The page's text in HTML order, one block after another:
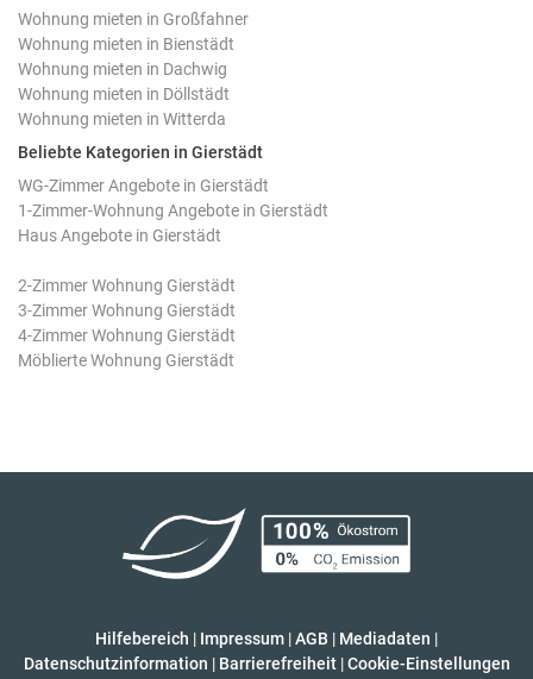
Wohnung mieten in Großfahner
Wohnung mieten in Bienstädt
Wohnung mieten in Dachwig
Wohnung mieten in Döllstädt
Wohnung mieten in Witterda
Beliebte Kategorien in Gierstädt
WG-Zimmer Angebote in Gierstädt
1-Zimmer-Wohnung Angebote in Gierstädt
Haus Angebote in Gierstädt
2-Zimmer Wohnung Gierstädt
3-Zimmer Wohnung Gierstädt
4-Zimmer Wohnung Gierstädt
Möblierte Wohnung Gierstädt
Hilfebereich | Impressum |AGB | Mediadaten |
Datenschutzinformation | Barrierefreiheit | Cookie-Einstellungen